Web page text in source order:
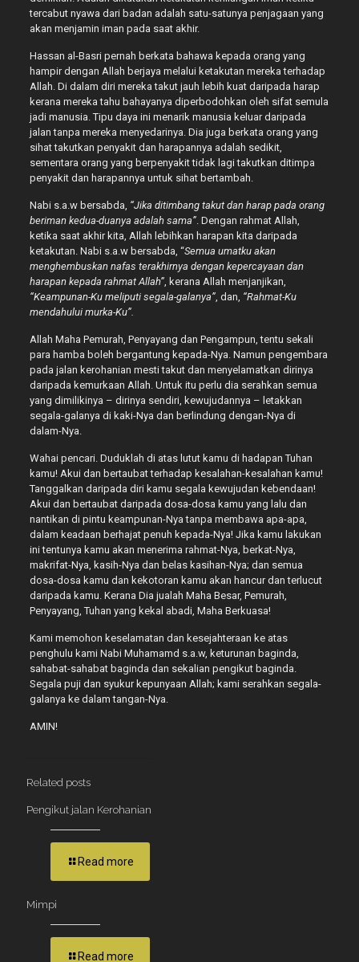
tercabut nyawa dari badan adalah satu-satunya penjagaan yang
akan menjamin iman pada saat akhir.
Hassan al-Basri pernah berkata bahawa kepada orang yang
hampir dengan Allah berjaya melalui ketakutan mereka terhadap
Allah. Di dalam diri mereka takut jauh lebih kuat daripada harap
kerana mereka tahu bahayanya diperbodohkan oleh sifat semula
jadi manusia. Tipu daya ini menarik manusia keluar daripada
jalan tanpa mereka menyedarinya. Dia juga berkata orang yang
sihat takutkan penyakit dan harapannya adalah sedikit,
sementara orang yang berpenyakit tidak lagi takutkan ditimpa
penyakit dan harapannya untuk sihat bertambah.
Nabi s.a.w bersabda, “Jika ditimbang takut dan harap pada orang
beriman kedua-duanya adalah sama”. Dengan rahmat Allah,
ketika saat akhir kita, Allah lebihkan harapan kita daripada
ketakutan. Nabi s.a.w bersabda, “Semua umatku akan
menghembuskan nafas terakhirnya dengan kepercayaan dan
harapan kepada rahmat Allah”, kerana Allah menjanjikan,
“Keampunan-Ku meliputi segala-galanya”, dan, “Rahmat-Ku
mendahului murka-Ku”.
Allah Maha Pemurah, Penyayang dan Pengampun, tentu sekali
para hamba boleh bergantung kepada-Nya. Namun pengembara
pada jalan kerohanian mesti takut dan menyelamatkan dirinya
daripada kemurkaan Allah. Untuk itu perlu dia serahkan semua
yang dimilikinya – dirinya sendiri, kewujudannya – letakkan
segala-galanya di kaki-Nya dan berlindung dengan-Nya di
dalam-Nya.
Wahai pencari. Duduklah di atas lutut kamu di hadapan Tuhan
kamu! Akui dan bertaubat terhadap kesalahan-kesalahan kamu!
Tanggalkan daripada diri kamu segala kewujudan kebendaan!
Akui dan bertaubat daripada dosa-dosa kamu yang lalu dan
nantikan di pintu keampunan-Nya tanpa membawa apa-apa,
dalam keadaan berhajat penuh kepada-Nya! Jika kamu lakukan
ini tentunya kamu akan menerima rahmat-Nya, berkat-Nya,
makrifat-Nya, kasih-Nya dan belas kasihan-Nya; dan semua
dosa-dosa kamu dan kekotoran kamu akan hancur dan terlucut
daripada kamu. Kerana Dia jualah Maha Besar, Pemurah,
Penyayang, Tuhan yang kekal abadi, Maha Berkuasa!
Kami memohon keselamatan dan kesejahteraan ke atas
penghulu kami Nabi Muhamamd s.a.w, keturunan baginda,
sahabat-sahabat baginda dan sekalian pengikut baginda.
Segala puji dan syukur kepunyaan Allah; kami serahkan segala-
galanya ke dalam tangan-Nya.
AMIN!
Related posts
Pengikut jalan Kerohanian
Read more
Mimpi
Read more